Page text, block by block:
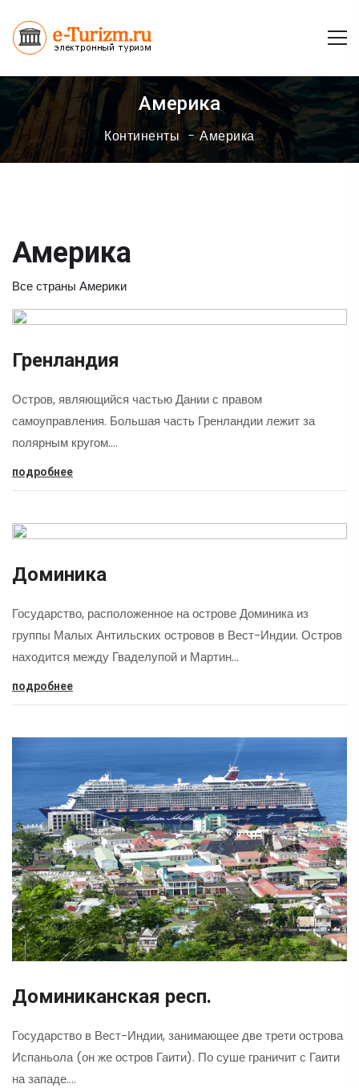
Америка
Континенты Америка
Америка
Все страны Америки
Гренландия
Остров, являющийся частью Дании с правом
самоуправления. Большая часть Гренландии лежит за
полярным кругом.…
подробнее
Доминика
Государство, расположенное на острове Доминика из
группы Малых Антильских островов в Вест-Индии. Остров
находится между Гваделупой и Мартин…
подробнее
Доминиканская респ.
Государство в Вест-Индии, занимающее две трети острова
Испаньола (он же остров Гаити). По суше граничит с Гаити
на западе.…